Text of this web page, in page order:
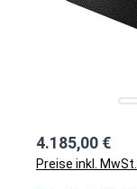
4.185,00 €
Preise inkl.